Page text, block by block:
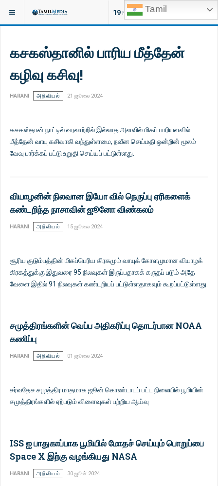
Tamil
19 NEW ARTICLES
இருக்குமிடம்: கட்டுரைகள்
கசகஸ்தானில் பாரிய மீத்தேன்
கழிவு கசிவு!
HARANI அறிவியல் 21 ஜூலை 2024
கசகஸ்தான் நாட்டில் வரலாற்றில் இல்லாத அளவில் மிகப் பாரியளவில்
மீத்தேன் வாயு கசிவாகி வந்துள்ளமை, நவீன செய்மதி ஒன்றின் மூலம்
வேவு பார்க்கப் பட்டு உறுதி செய்யப் பட்டுள்ளது.
வியாழனின் நிலவான இயோ வில் நெருப்பு ஏரிகளைக்
கண்டறிந்த நாசாவின் ஜூனோ விண்கலம்
HARANI அறிவியல் 15 ஜூலை 2024
சூரிய குடும்பத்தின் மிகப்பெரிய கிரகமும் வாயுக் கோளமுமான வியாழக்
கிரகத்துக்கு இதுவரை 95 நிலவுகள் இருப்பதாகக் கருதப் படும் அதே
வேளை இதில் 91 நிலவுகள் கண்டறியப் பட்டுள்ளதாகவும் கூறப்பட்டுள்ளது.
சமுத்திரங்களின் வெப்ப அதிகரிப்பு தொடர்பான NOAA
கணிப்பு
HARANI அறிவியல் 01 ஜூலை 2024
சர்வதேச சமுத்திர மாதமாக ஜூன் கொண்டாடப் பட்ட நிலையில் பூமியின்
சமுத்திரங்களில் ஏற்படும் விளைவுகள் பற்றிய ஆய்வு
ISS ஐ பாதுகாப்பாக பூமியில் மோதச் செய்யும் பொறுப்பை
Space X இற்கு வழங்கியது NASA
HARANI அறிவியல் 30 ஜூன் 2024